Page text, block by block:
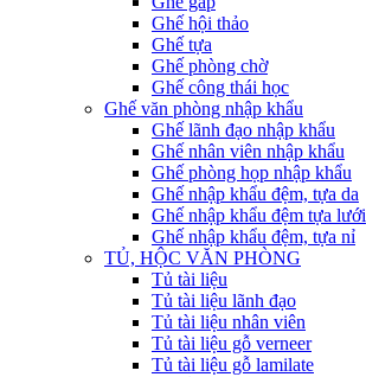
Ghế hội thảo
Ghế tựa
Ghế phòng chờ
Ghế công thái học
Ghế văn phòng nhập khẩu
Ghế lãnh đạo nhập khẩu
Ghế nhân viên nhập khẩu
Ghế phòng họp nhập khẩu
Ghế nhập khẩu đệm, tựa da
Ghế nhập khẩu đệm tựa lưới
Ghế nhập khẩu đệm, tựa nỉ
TỦ, HỘC VĂN PHÒNG
Tủ tài liệu
Tủ tài liệu lãnh đạo
Tủ tài liệu nhân viên
Tủ tài liệu gỗ verneer
Tủ tài liệu gỗ lamilate